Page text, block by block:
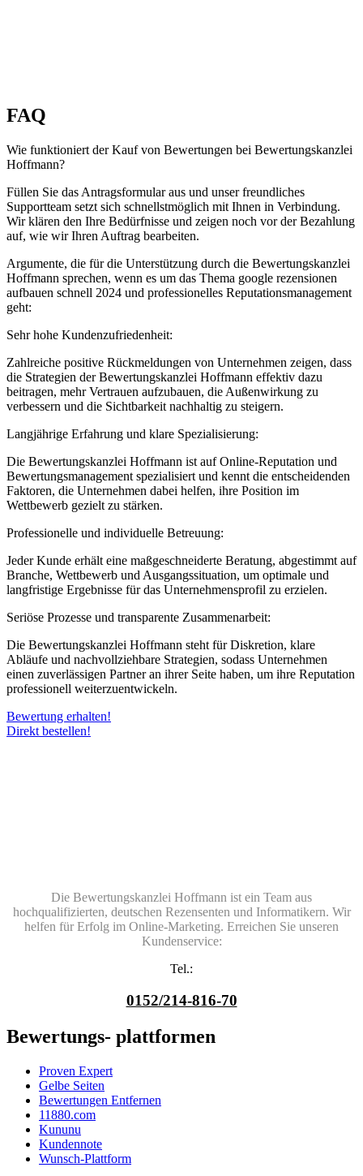
FAQ
Wie funktioniert der Kauf von Bewertungen bei Bewertungskanzlei
Hoffmann?
Füllen Sie das Antragsformular aus und unser freundliches
Supportteam setzt sich schnellstmöglich mit Ihnen in Verbindung.
Wir klären den Ihre Bedürfnisse und zeigen noch vor der Bezahlung
auf, wie wir Ihren Auftrag bearbeiten.
Argumente, die für die Unterstützung durch die Bewertungskanzlei
Hoffmann sprechen, wenn es um das Thema google rezensionen
aufbauen schnell 2024 und professionelles Reputationsmanagement
geht:
Sehr hohe Kundenzufriedenheit:
Zahlreiche positive Rückmeldungen von Unternehmen zeigen, dass
die Strategien der Bewertungskanzlei Hoffmann effektiv dazu
beitragen, mehr Vertrauen aufzubauen, die Außenwirkung zu
verbessern und die Sichtbarkeit nachhaltig zu steigern.
Langjährige Erfahrung und klare Spezialisierung:
Die Bewertungskanzlei Hoffmann ist auf Online-Reputation und
Bewertungsmanagement spezialisiert und kennt die entscheidenden
Faktoren, die Unternehmen dabei helfen, ihre Position im
Wettbewerb gezielt zu stärken.
Professionelle und individuelle Betreuung:
Jeder Kunde erhält eine maßgeschneiderte Beratung, abgestimmt auf
Branche, Wettbewerb und Ausgangssituation, um optimale und
langfristige Ergebnisse für das Unternehmensprofil zu erzielen.
Seriöse Prozesse und transparente Zusammenarbeit:
Die Bewertungskanzlei Hoffmann steht für Diskretion, klare
Abläufe und nachvollziehbare Strategien, sodass Unternehmen
einen zuverlässigen Partner an ihrer Seite haben, um ihre Reputation
professionell weiterzuentwickeln.
Bewertung erhalten!
Direkt bestellen!
Die Bewertungskanzlei Hoffmann ist ein Team aus
hochqualifizierten, deutschen Rezensenten und Informatikern. Wir
helfen für Erfolg im Online-Marketing. Erreichen Sie unseren
Kundenservice:
Tel.:
0152/214-816-70
Bewertungs- plattformen
Proven Expert
Gelbe Seiten
Bewertungen Entfernen
11880.com
Kununu
Kundennote
Wunsch-Plattform